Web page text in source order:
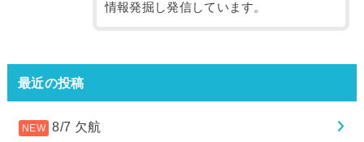
情報発掘し発信しています。
最近の投稿
8/7 欠航